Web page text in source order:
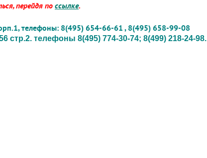
перейдя поссылке.
телефоны: 8(495) 654-66-61 , 8(495) 658-99-08
телефоны 8(495) 774-30-74; 8(499) 218-24-98.